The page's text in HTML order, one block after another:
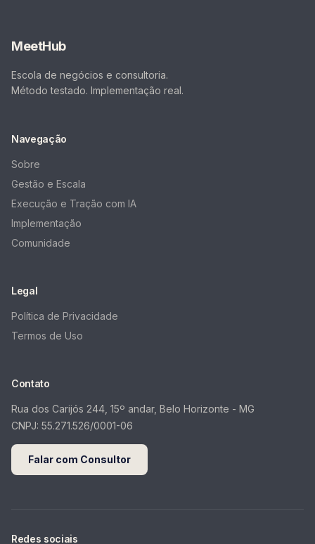
MeetHub
Escola de negócios e consultoria.
Método testado. Implementação real.
Navegação
Sobre
Gestão e Escala
Execução e Tração com IA
Implementação
Comunidade
Legal
Política de Privacidade
Termos de Uso
Contato
Rua dos Carijós 244, 15º andar, Belo Horizonte - MG
CNPJ: 55.271.526/0001-06
Falar com Consultor
Redes sociais